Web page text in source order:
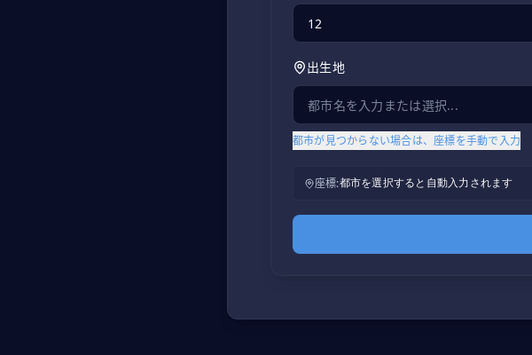
出生地
都市が見つからない場合は、座標を手動で入力
座標:都市を選択すると自動入力されます